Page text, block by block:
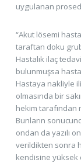
uygulanan
“Akut lösemi
taraftan doku
Hastalık ilaç
bulunmuşsa
Hastaya nakliyle
olmasında bir
hekim tarafından
Bunların
ondan da yazılı
verildikten sonra
kendisine yüksek